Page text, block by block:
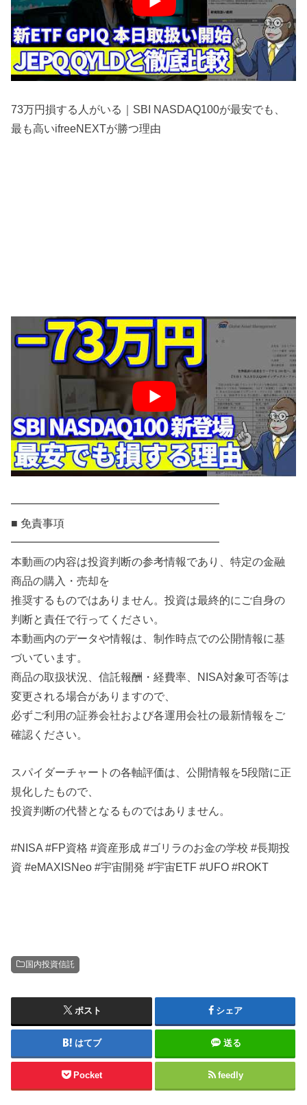
73万円損する人がいる｜SBI NASDAQ100が最安でも、
最も高いifreeNEXTが勝つ理由
━━━━━━━━━━━━━━━━━━━
■ 免責事項
━━━━━━━━━━━━━━━━━━━
本動画の内容は投資判断の参考情報であり、特定の金融
商品の購入・売却を
推奨するものではありません。投資は最終的にご自身の
判断と責任で行ってください。
本動画内のデータや情報は、制作時点での公開情報に基
づいています。
商品の取扱状況、信託報酬・経費率、NISA対象可否等は
変更される場合がありますので、
必ずご利用の証券会社および各運用会社の最新情報をご
確認ください。
スパイダーチャートの各軸評価は、公開情報を5段階に正
規化したもので、
投資判断の代替となるものではありません。
#NISA #FP資格 #資産形成 #ゴリラのお金の学校 #長期投
資 #eMAXISNeo #宇宙開発 #宇宙ETF #UFO #ROKT
国内投資信託
ポスト シェア
はてブ 送る
Pocket feedly